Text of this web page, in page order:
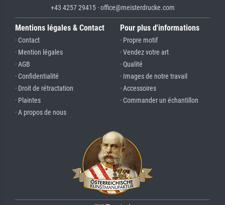
+43 4257 29415 · office@meisterdrucke.com
Mentions légales & Contact
· Contact
· Mention légales
· AGB
· Confidentialité
· Droit de rétractation
· Plaintes
· A propos de nous
Pour plus d'informations
· Propre motif
· Vendez votre art
· Qualité
· Images de notre travail
· Accessoires
· Commander un échantillon